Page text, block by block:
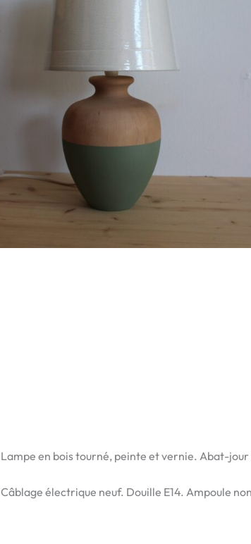
Lampe en bois tourné, peinte et vernie. Abat-
Câblage électrique neuf. Douille E14. Ampoule